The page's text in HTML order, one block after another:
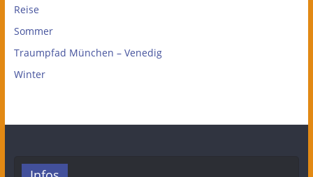
Reise
Sommer
Traumpfad München – Venedig
Winter